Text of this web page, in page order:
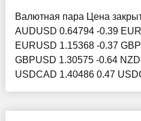
Валютная пара Цена
AUDUSD 0.64794 -0.39
EURUSD 1.15368 -0.37
GBPUSD 1.30575 -0.64
USDCAD 1.40486 0.47